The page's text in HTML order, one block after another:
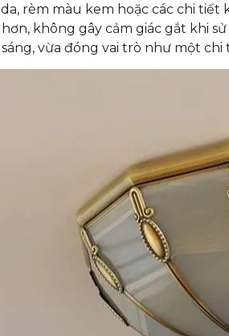
da, rèm màu kem hoặc các chi
không gây cảm giác gắt khi
vừa đóng vai trò như một